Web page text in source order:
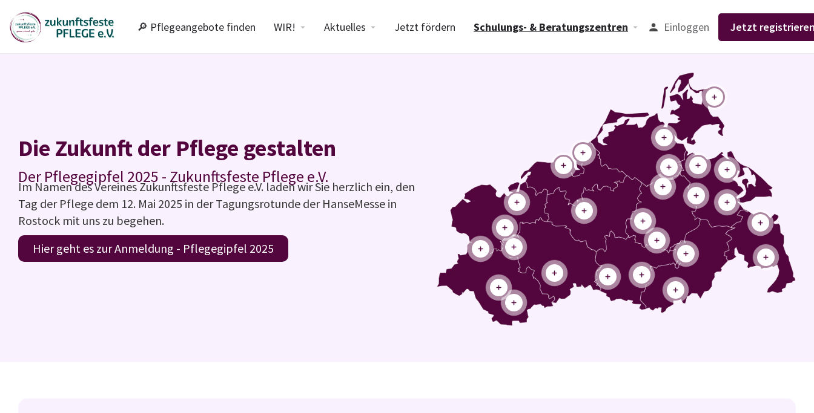
🔎 Pflegeangebote finden WIR! Aktuelles Jetzt fördern Schulungs- & Beratungszentren Einloggen Jetzt
Die Zukunft der Pflege gestalten
Der Pflegegipfel 2025 - Zukunftsfeste Pflege e.V.
Im Namen des Vereines Zukunftsfeste Pflege e.V. laden wir Sie herzlich ein, den
Tag der Pflege dem 12. Mai 2025 in der Tagungsrotunde der HanseMesse in
Rostock mit uns zu begehen.
Hier geht es zur Anmeldung - Pflegegipfel 2025